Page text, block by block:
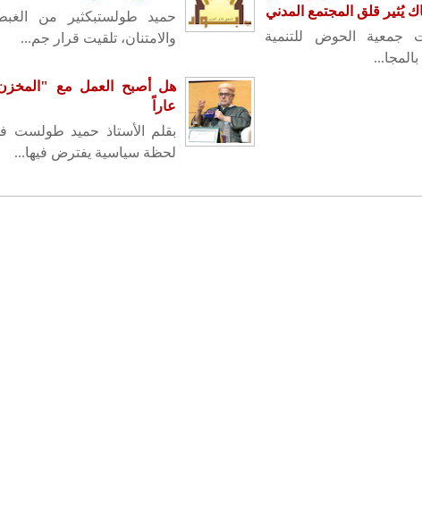
يُثير قلق المجتمع المدني
جمعية الحوض للتنمية
حميد طولستبكثير من
والامتنان، تلقيت قرار جم...
هل أصبح العمل مع
عاراً
بقلم الأستاذ حميد طولست
لحظة سياسية يفترض فيها...